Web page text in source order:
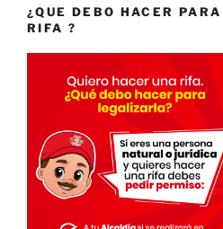
¿QUE DEBO HACER
RIFA ?